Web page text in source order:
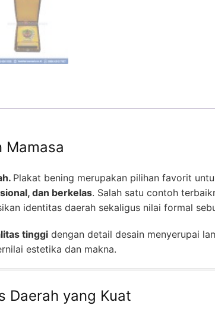
Mamasa
Plakat bening merupakan pilihan favorit
dan berkelas. Salah satu contoh
identitas daerah sekaligus nilai formal
tinggi dengan detail desain menyerupai
estetika dan makna.
Daerah yang Kuat